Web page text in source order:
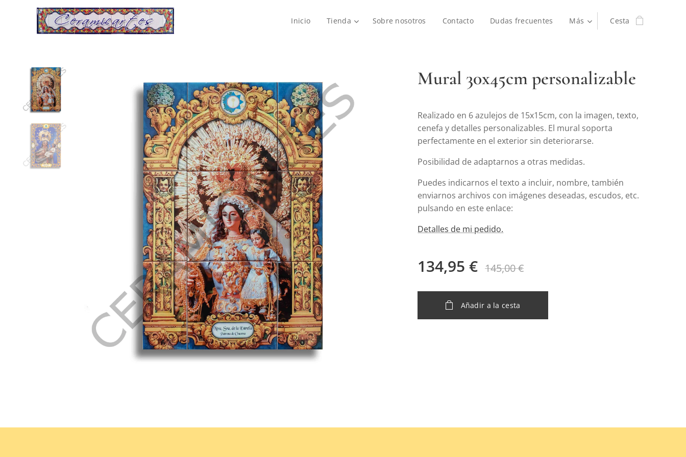
Inicio Tienda Sobre nosotros Contacto Dudas frecuentes Más Cesta
Mural 30x45cm personalizable
Realizado en 6 azulejos de 15x15cm, con la imagen, texto,
cenefa y detalles personalizables. El mural soporta
perfectamente en el exterior sin deteriorarse.
Posibilidad de adaptarnos a otras medidas.
Puedes indicarnos el texto a incluir, nombre, también
enviarnos archivos con imágenes deseadas, escudos, etc.
pulsando en este enlace:
Detalles de mi pedido.
134,95 € 145,00€
Añadir a la cesta